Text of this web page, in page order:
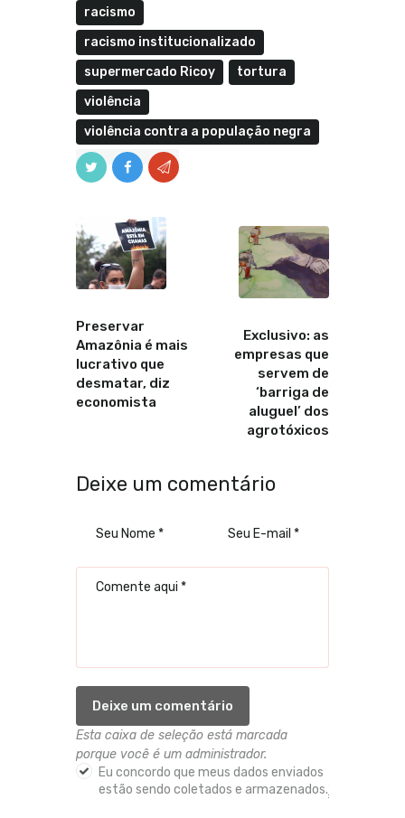
racismo
racismo institucionalizado
supermercado Ricoy
tortura
violência
violência contra a população negra
Preservar
Amazônia é mais
lucrativo que
desmatar, diz
economista
Exclusivo: as
empresas que
servem de
‘barriga de
aluguel’ dos
agrotóxicos
Deixe um comentário
Esta caixa de seleção está marcada
porque você é um administrador.
Eu concordo que meus dados enviados
estão sendo coletados e armazenados.